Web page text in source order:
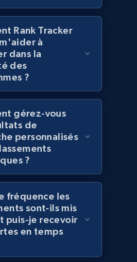
Commencer
Reviews, Initial price, Final
and more.
- Discover products by
Reviews, Initial price, Final
and more.
Commencer
Rank Tracker
à
dans la
des
?
gérez-vous
de
personnalisés
?
fréquence les
sont-ils mis
puis-je recevoir
en temps